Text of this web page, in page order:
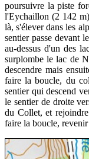
poursuivre la piste
l'Eychaillon (2 142
là, s'élever dans les
sentier passe devant
au-dessus d'un des
surplombe le lac de
descendre mais
faire la boucle, du
sentier qui descend
le sentier de droite
du Collet, et
faire la boucle,